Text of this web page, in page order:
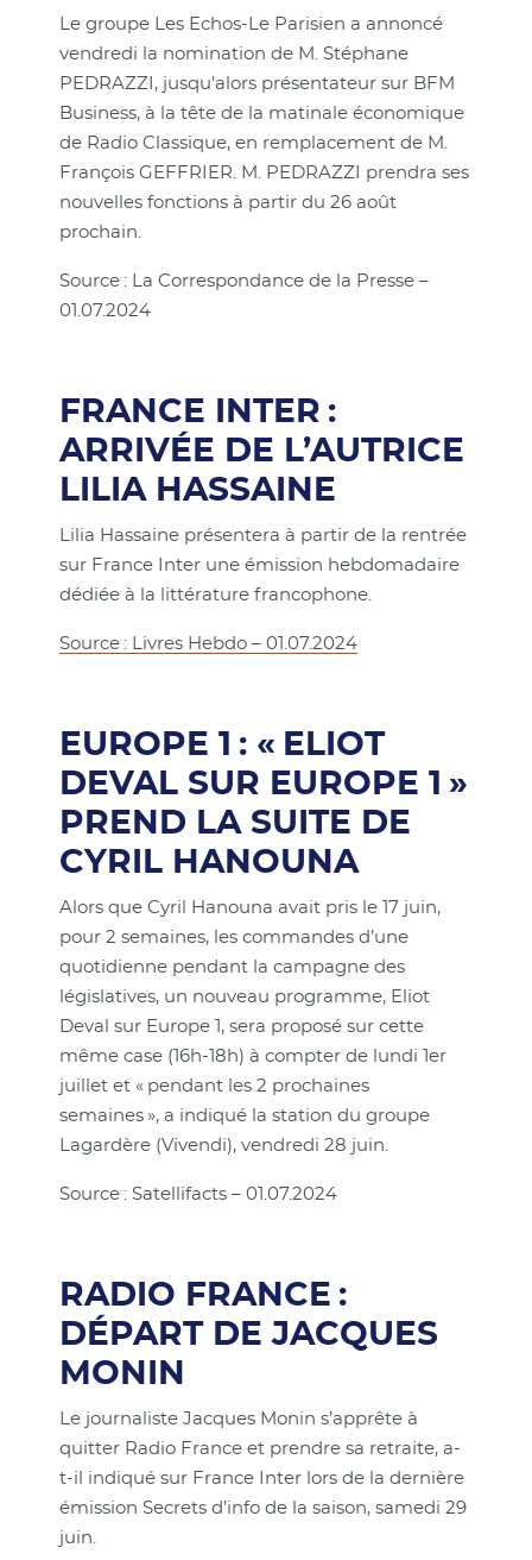
Le groupe Les Echos-Le Parisien a annoncé
vendredi la nomination de M. Stéphane
PEDRAZZI, jusqu'alors présentateur sur BFM
Business, à la tête de la matinale économique
de Radio Classique, en remplacement de M.
François GEFFRIER. M. PEDRAZZI prendra ses
nouvelles fonctions à partir du 26 août
prochain.
Source : La Correspondance de la Presse –
01.07.2024
FRANCE INTER :
ARRIVÉE DE L’AUTRICE
LILIA HASSAINE
Lilia Hassaine présentera à partir de la rentrée
sur France Inter une émission hebdomadaire
dédiée à la littérature francophone.
Source : Livres Hebdo – 01.07.2024
EUROPE 1 : « ELIOT
DEVAL SUR EUROPE 1 »
PREND LA SUITE DE
CYRIL HANOUNA
Alors que Cyril Hanouna avait pris le 17 juin,
pour 2 semaines, les commandes d’une
quotidienne pendant la campagne des
législatives, un nouveau programme, Eliot
Deval sur Europe 1, sera proposé sur cette
même case (16h-18h) à compter de lundi 1er
juillet et « pendant les 2 prochaines
semaines », a indiqué la station du groupe
Lagardère (Vivendi), vendredi 28 juin.
Source : Satellifacts – 01.07.2024
RADIO FRANCE :
DÉPART DE JACQUES
MONIN
Le journaliste Jacques Monin s’apprête à
quitter Radio France et prendre sa retraite, a-
t-il indiqué sur France Inter lors de la dernière
émission Secrets d’info de la saison, samedi 29
juin.